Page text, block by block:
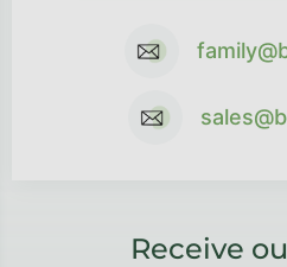
Receive